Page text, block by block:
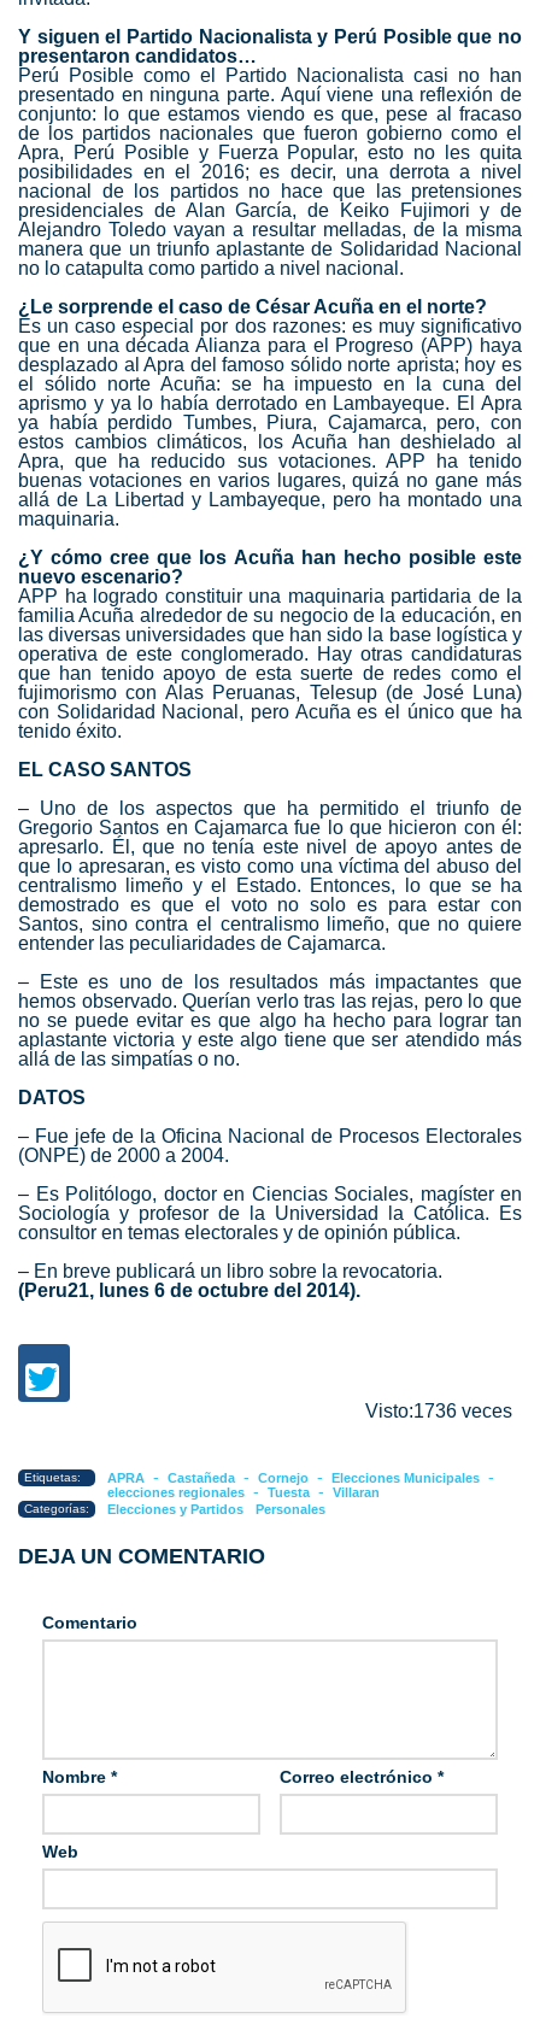
Y siguen el Partido Nacionalista y Perú Posible que no
presentaron candidatos…
Perú Posible como el Partido Nacionalista casi no han
presentado en ninguna parte. Aquí viene una reflexión de
conjunto: lo que estamos viendo es que, pese al fracaso
de los partidos nacionales que fueron gobierno como el
Apra, Perú Posible y Fuerza Popular, esto no les quita
posibilidades en el 2016; es decir, una derrota a nivel
nacional de los partidos no hace que las pretensiones
presidenciales de Alan García, de Keiko Fujimori y de
Alejandro Toledo vayan a resultar melladas, de la misma
manera que un triunfo aplastante de Solidaridad Nacional
no lo catapulta como partido a nivel nacional.
¿Le sorprende el caso de César Acuña en el norte?
Es un caso especial por dos razones: es muy significativo
que en una década Alianza para el Progreso (APP) haya
desplazado al Apra del famoso sólido norte aprista; hoy es
el sólido norte Acuña: se ha impuesto en la cuna del
aprismo y ya lo había derrotado en Lambayeque. El Apra
ya había perdido Tumbes, Piura, Cajamarca, pero, con
estos cambios climáticos, los Acuña han deshielado al
Apra, que ha reducido sus votaciones. APP ha tenido
buenas votaciones en varios lugares, quizá no gane más
allá de La Libertad y Lambayeque, pero ha montado una
maquinaria.
¿Y cómo cree que los Acuña han hecho posible este
nuevo escenario?
APP ha logrado constituir una maquinaria partidaria de la
familia Acuña alrededor de su negocio de la educación, en
las diversas universidades que han sido la base logística y
operativa de este conglomerado. Hay otras candidaturas
que han tenido apoyo de esta suerte de redes como el
fujimorismo con Alas Peruanas, Telesup (de José Luna)
con Solidaridad Nacional, pero Acuña es el único que ha
tenido éxito.
EL CASO SANTOS
– Uno de los aspectos que ha permitido el triunfo de
Gregorio Santos en Cajamarca fue lo que hicieron con él:
apresarlo. Él, que no tenía este nivel de apoyo antes de
que lo apresaran, es visto como una víctima del abuso del
centralismo limeño y el Estado. Entonces, lo que se ha
demostrado es que el voto no solo es para estar con
Santos, sino contra el centralismo limeño, que no quiere
entender las peculiaridades de Cajamarca.
– Este es uno de los resultados más impactantes que
hemos observado. Querían verlo tras las rejas, pero lo que
no se puede evitar es que algo ha hecho para lograr tan
aplastante victoria y este algo tiene que ser atendido más
allá de las simpatías o no.
DATOS
– Fue jefe de la Oficina Nacional de Procesos Electorales
(ONPE) de 2000 a 2004.
– Es Politólogo, doctor en Ciencias Sociales, magíster en
Sociología y profesor de la Universidad la Católica. Es
consultor en temas electorales y de opinión pública.
– En breve publicará un libro sobre la revocatoria.
(Peru21, lunes 6 de octubre del 2014).
Visto:1736 veces
Etiquetas: APRA - Castañeda - Cornejo - Elecciones Municipales -
elecciones regionales - Tuesta - Villaran
Categorías: Elecciones y Partidos Personales
DEJA UN COMENTARIO
Comentario
Nombre * Correo electrónico *
Web